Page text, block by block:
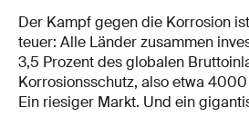
Der Kampf gegen die Korrosion
teuer: Alle Länder zusammen
3,5 Prozent des globalen
Korrosionsschutz, also etwa
Ein riesiger Markt. Und ein